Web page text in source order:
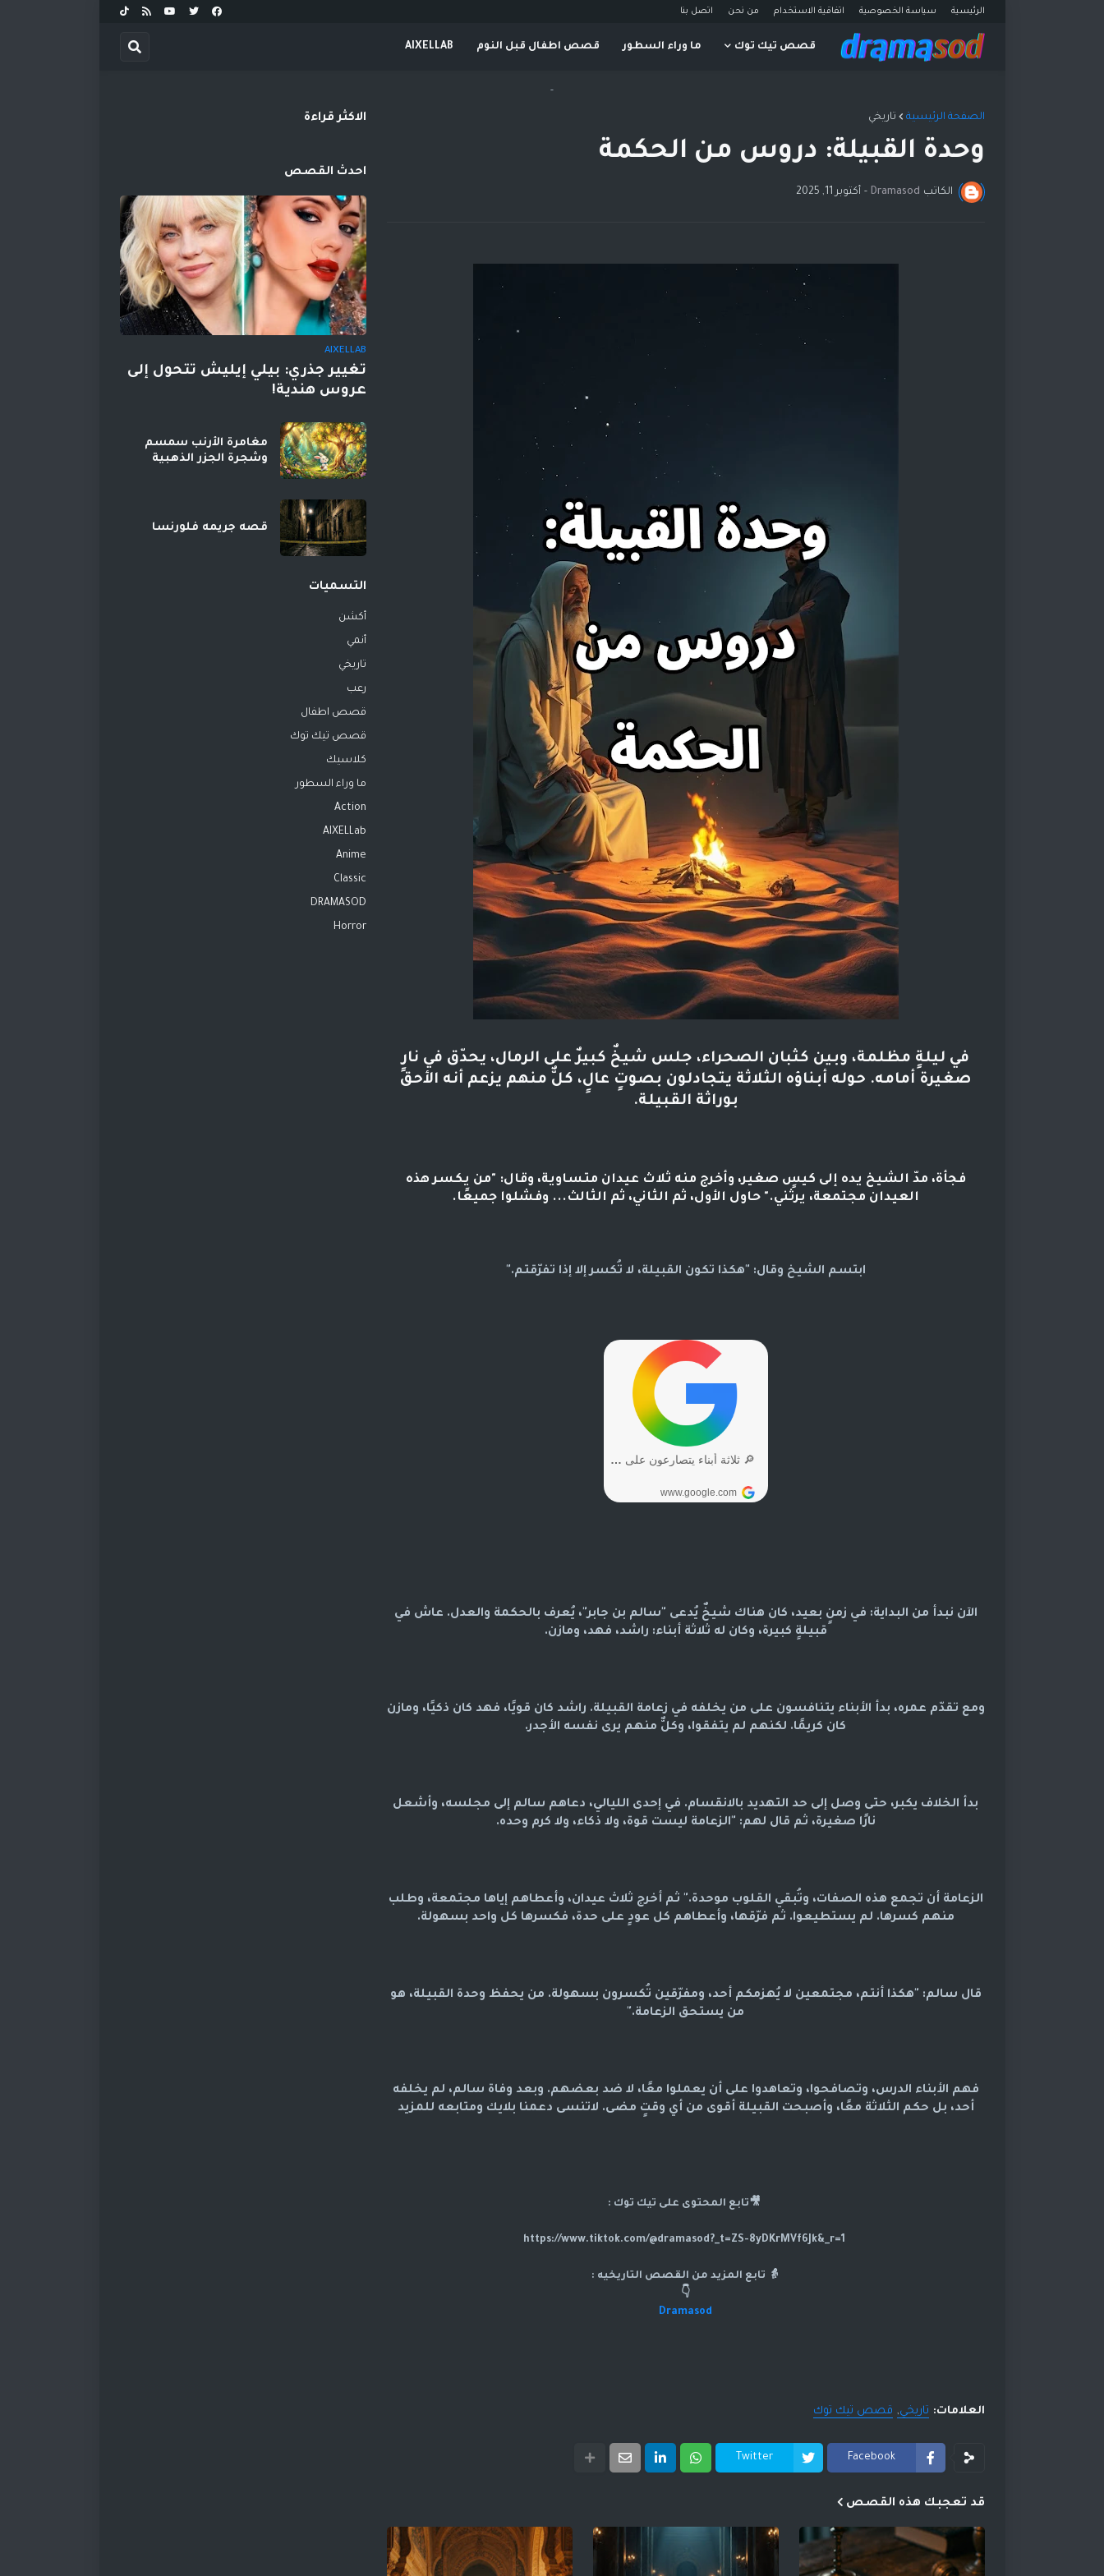
الرئيسية سياسة الخصوصية اتفاقية الاستخدام من نحن اتصل بنا
قصص تيك توك ما وراء السطور قصص اطفال قبل النوم AIXELLAB
-
الصفحة الرئيسية تاريخي
وحدة القبيلة: دروس من الحكمة
الكاتب Dramasod
- أكتوبر 11, 2025
في ليلةٍ مظلمة، وبين كثبان الصحراء، جلس شيخٌ كبيرٌ على الرمال، يحدّق في نارٍ
صغيرة أمامه. حوله أبناؤه الثلاثة يتجادلون بصوتٍ عالٍ، كلٌّ منهم يزعم أنه الأحق
بوراثة القبيلة.
فجأة، مدّ الشيخ يده إلى كيسٍ صغير، وأخرج منه ثلاث عيدان متساوية، وقال: "من يكسر هذه
العيدان مجتمعة، يرثني." حاول الأول، ثم الثاني، ثم الثالث... وفشلوا جميعًا.
ابتسم الشيخ وقال: "هكذا تكون القبيلة، لا تُكسر إلا إذا تفرّقتم."
الآن نبدأ من البداية: في زمنٍ بعيد، كان هناك شيخٌ يُدعى "سالم بن جابر"، يُعرف بالحكمة والعدل. عاش في
قبيلةٍ كبيرة، وكان له ثلاثة أبناء: راشد، فهد، ومازن.
ومع تقدّم عمره، بدأ الأبناء يتنافسون على من يخلفه في زعامة القبيلة. راشد كان قويًا، فهد كان ذكيًا، ومازن
كان كريمًا. لكنهم لم يتفقوا، وكلٌّ منهم يرى نفسه الأجدر.
بدأ الخلاف يكبر، حتى وصل إلى حد التهديد بالانقسام. في إحدى الليالي، دعاهم سالم إلى مجلسه، وأشعل
نارًا صغيرة، ثم قال لهم: "الزعامة ليست قوة، ولا ذكاء، ولا كرم وحده.
الزعامة أن تجمع هذه الصفات، وتُبقي القلوب موحدة." ثم أخرج ثلاث عيدان، وأعطاهم إياها مجتمعة، وطلب
منهم كسرها. لم يستطيعوا. ثم فرّقها، وأعطاهم كل عودٍ على حدة، فكسرها كل واحد بسهولة.
قال سالم: "هكذا أنتم، مجتمعين لا يُهزمكم أحد، ومفرّقين تُكسرون بسهولة. من يحفظ وحدة القبيلة، هو
من يستحق الزعامة."
فهم الأبناء الدرس، وتصافحوا، وتعاهدوا على أن يعملوا معًا، لا ضد بعضهم. وبعد وفاة سالم، لم يخلفه
أحد، بل حكم الثلاثة معًا، وأصبحت القبيلة أقوى من أي وقتٍ مضى. لاتنسى دعمنا بلايك ومتابعه للمزيد
🎥تابع المحتوى على تيك توك :
👵 تابع المزيد من القصص التاريخيه :
👇
Dramasod
العلامات: تاريخي قصص تيك توك
Facebook
Twitter
قد تعجبك هذه القصص
الاكثر قراءة
احدث القصص
AIXELLAB
تغيير جذري: بيلي إيليش تتحول إلى
عروس هندية!
مغامرة الأرنب سمسم
وشجرة الجزر الذهبية
قصه جريمه فلورنسا
التسميات
أكشن
أنمي
تاريخي
رعب
قصص اطفال
قصص تيك توك
كلاسيك
ما وراء السطور
Action
AIXELLab
Anime
Classic
DRAMASOD
Horror